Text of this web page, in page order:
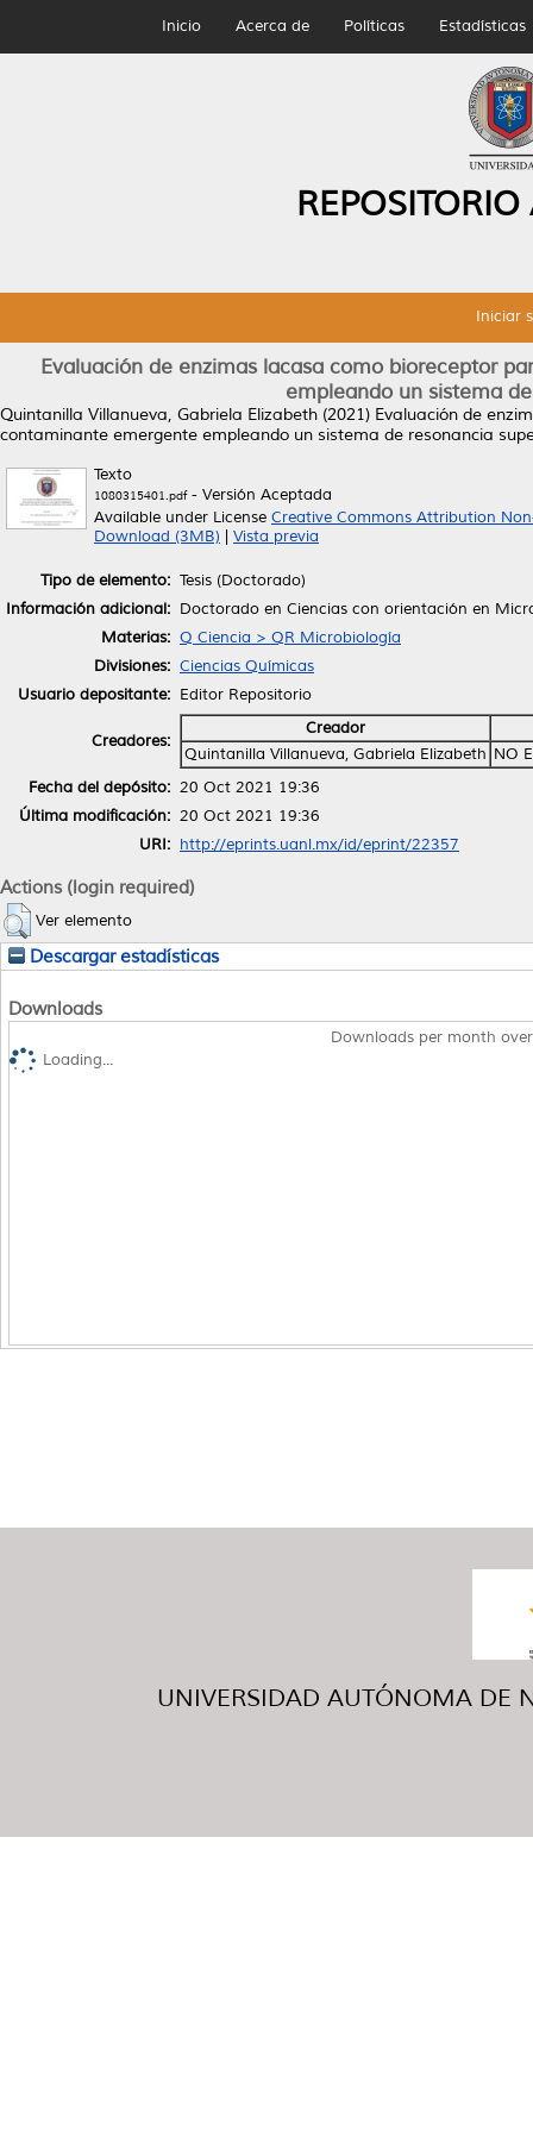
Inicio Acerca de Políticas Estadísticas
Iniciar
Evaluación de enzimas lacasa como bioreceptor
empleando un sistema
Quintanilla Villanueva, Gabriela Elizabeth (2021) Evaluación de
contaminante emergente empleando un sistema de resonancia
Texto
1080315401.pdf- Versión Aceptada
Available under License Creative Commons Attribution
Download (3MB)
Vista previa
Tipo de elemento: Tesis (Doctorado)
Información adicional: Doctorado en Ciencias con orientación en
Materias: Q Ciencia > QR Microbiología
Divisiones: Ciencias Químicas
Usuario depositante: Editor Repositorio
Creadores:
Creador
Quintanilla Villanueva, Gabriela Elizabeth NO
Fecha del depósito: 20 Oct 2021 19:36
Última modificación: 20 Oct 2021 19:36
URI: http://eprints.uanl.mx/id/eprint/22357
Actions (login required)
Ver elemento
Descargar estadísticas
Downloads
Downloads per month
Loading...
UNIVERSIDAD AUTÓNOMA DE